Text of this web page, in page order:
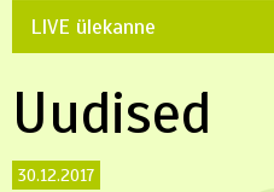
LIVE ülekanne
Uudised
30.12.2017